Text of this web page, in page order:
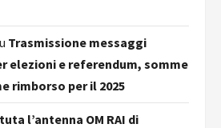
Trasmissione messaggi
elezioni e referendum, somme
rimborso per il 2025
l’antenna OM RAI di